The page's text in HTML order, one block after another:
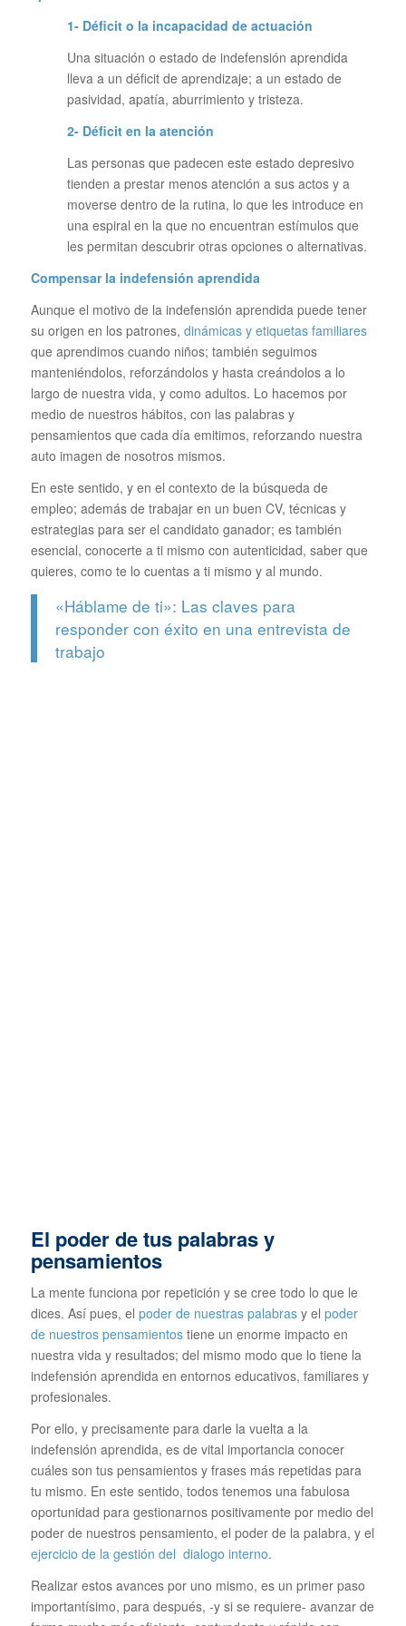
1- Déficit o la incapacidad de actuación
Una situación o estado de indefensión aprendida
lleva a un déficit de aprendizaje; a un estado de
pasividad, apatía, aburrimiento y tristeza.
2- Déficit en la atención
Las personas que padecen este estado depresivo
tienden a prestar menos atención a sus actos y a
moverse dentro de la rutina, lo que les introduce en
una espiral en la que no encuentran estímulos que
les permitan descubrir otras opciones o alternativas.
Compensar la indefensión aprendida
Aunque el motivo de la indefensión aprendida puede tener
su origen en los patrones, dinámicas y etiquetas familiares
que aprendimos cuando niños; también seguimos
manteniéndolos, reforzándolos y hasta creándolos a lo
largo de nuestra vida, y como adultos. Lo hacemos por
medio de nuestros hábitos, con las palabras y
pensamientos que cada día emitimos, reforzando nuestra
auto imagen de nosotros mismos.
En este sentido, y en el contexto de la búsqueda de
empleo; además de trabajar en un buen CV, técnicas y
estrategias para ser el candidato ganador; es también
esencial, conocerte a ti mismo con autenticidad, saber que
quieres, como te lo cuentas a ti mismo y al mundo.
«Háblame de ti»: Las claves para
responder con éxito en una entrevista de
trabajo
El poder de tus palabras y
pensamientos
La mente funciona por repetición y se cree todo lo que le
dices. Así pues, el poder de nuestras palabrasy el poder
de nuestros pensamientostiene un enorme impacto en
nuestra vida y resultados; del mismo modo que lo tiene la
indefensión aprendida en entornos educativos, familiares y
profesionales.
Por ello, y precisamente para darle la vuelta a la
indefensión aprendida, es de vital importancia conocer
cuáles son tus pensamientos y frases más repetidas para
tu mismo. En este sentido, todos tenemos una fabulosa
oportunidad para gestionarnos positivamente por medio del
poder de nuestros pensamiento, el poder de la palabra, y el
ejercicio de la gestión del dialogo interno.
Realizar estos avances por uno mismo, es un primer paso
importantísimo, para después, -y si se requiere- avanzar de